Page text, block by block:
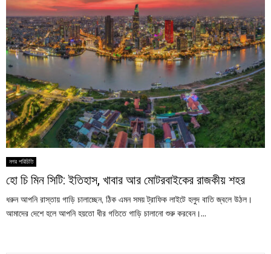
নগর পরিচিতি
হো চি মিন সিটি: ইতিহাস, খাবার আর মোটরবাইকের রাজকীয় শহর
ধরুন আপনি রাস্তায় গাড়ি চালাচ্ছেন, ঠিক এমন সময় ট্রাফিক লাইটে হলুদ বাতি জ্বলে উঠল।
আমাদের দেশে হলে আপনি হয়তো ধীর গতিতে গাড়ি চালানো শুরু করবেন।...